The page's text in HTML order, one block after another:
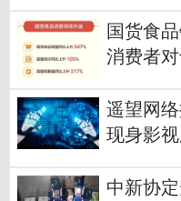
国货食
消费者
遥望网
现身影
中新协